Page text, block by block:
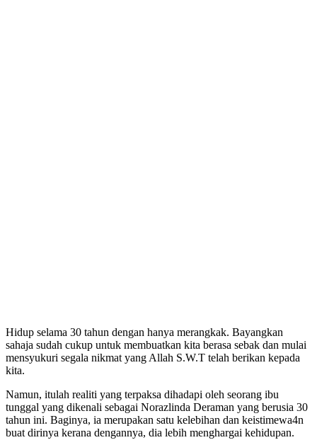
Hidup selama 30 tahun dengan hanya merangkak. Bayangkan
sahaja sudah cukup untuk membuatkan kita berasa sebak dan mulai
mensyukuri segala nikmat yang Allah S.W.T telah berikan kepada
kita.
Namun, itulah realiti yang terpaksa dihadapi oleh seorang ibu
tunggal yang dikenali sebagai Norazlinda Deraman yang berusia 30
tahun ini. Baginya, ia merupakan satu kelebihan dan keistimewa4n
buat dirinya kerana dengannya, dia lebih menghargai kehidupan.